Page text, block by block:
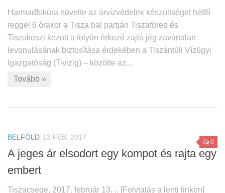
Harmadfokúra növelte az árvízvédelmi készültséget hétfő
reggel 6 órakor a Tisza bal partján Tiszafüred és
Tiszakeszi között a folyón érkező zajló jég zavartalan
levonulásának biztosítása érdekében a Tiszántúli Vízügyi
Igazgatóság (Tivizig) – közölte az...
Tovább »
0
BELFÖLD 13 FEB, 2017
A jeges ár elsodort egy kompot és rajta egy
embert
Tiszacsege, 2017. február 13. .. [Folytatás a lenti linken]